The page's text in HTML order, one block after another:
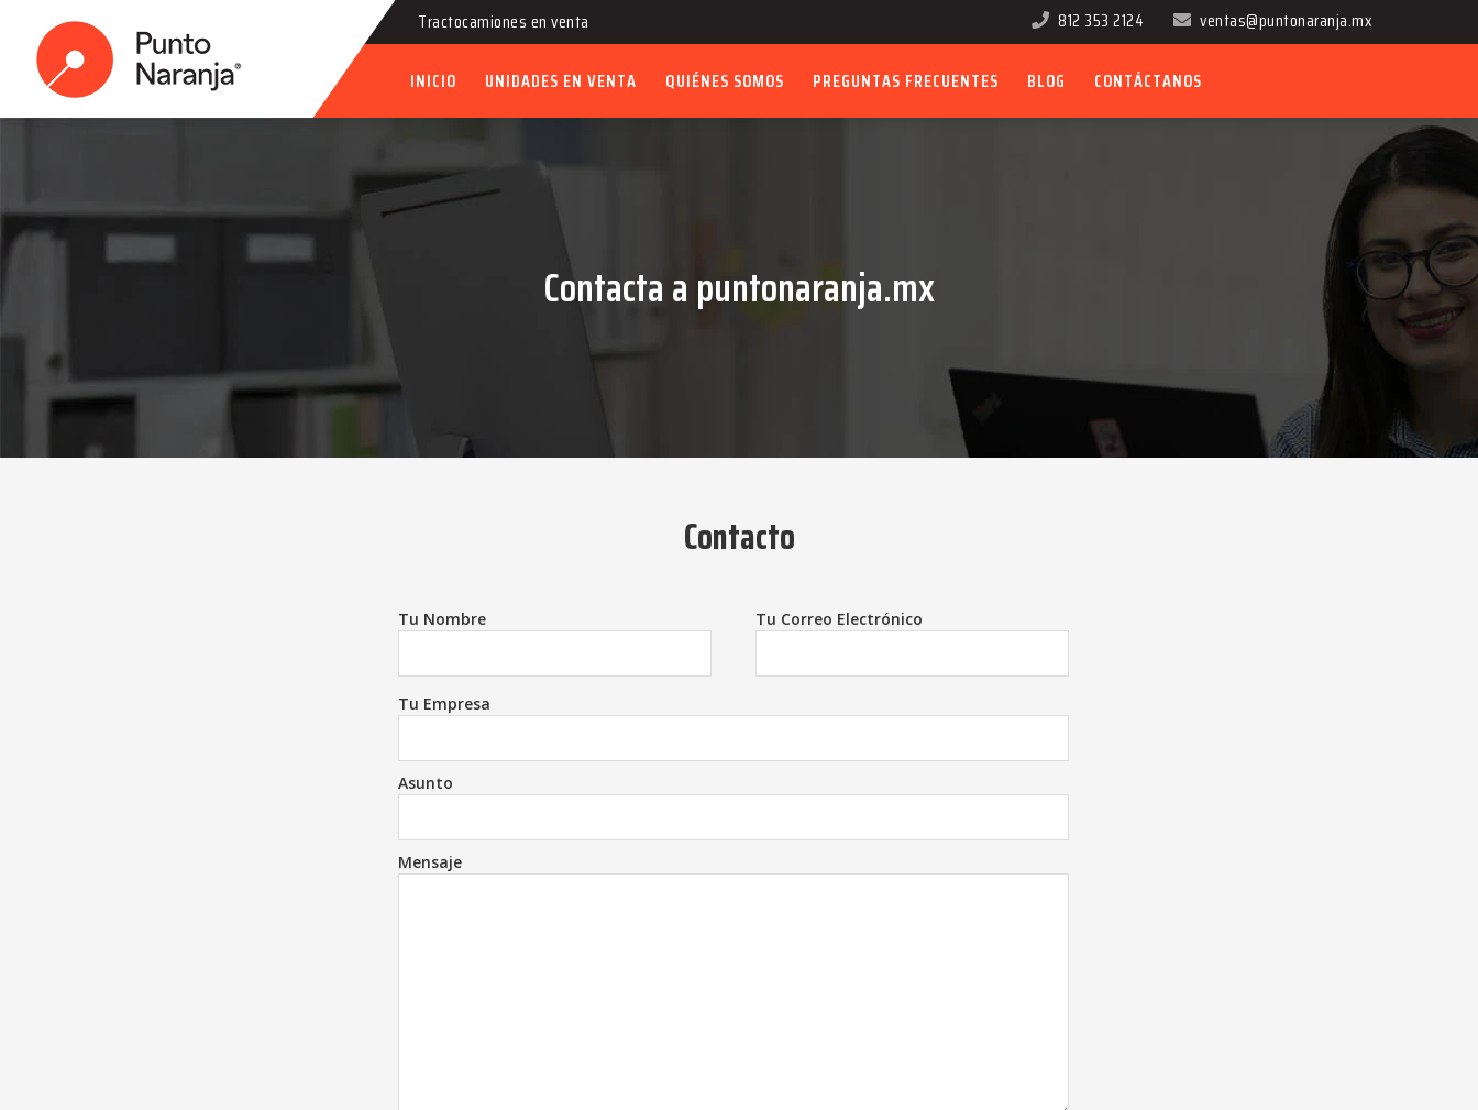
Tractocamiones en venta 812 353 2124 ventas@puntonaranja.mx
INICIO UNIDADES EN VENTA QUIÉNES SOMOS PREGUNTAS FRECUENTES BLOG CONTÁCTANOS
Contacta a puntonaranja.mx
Contacto
Tu Nombre Tu Correo Electrónico
Tu Empresa
Asunto
Mensaje